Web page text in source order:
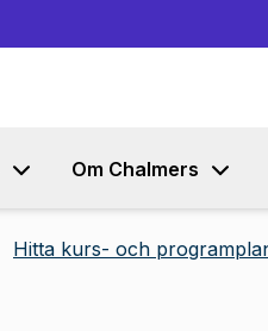
Om Chalmers
Hitta kurs- och